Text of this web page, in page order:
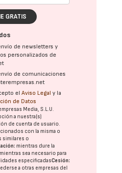
GRATIS
de newsletters y
personalizados de
de comunicaciones
elAviso Legal y la
de Datos
Media, S.L.U.
a nuestra(s)
de cuenta de usuario.
con la misma o
similares o
mientras dure la
sea necesario para
especificadasCesión:
a otras empresas del